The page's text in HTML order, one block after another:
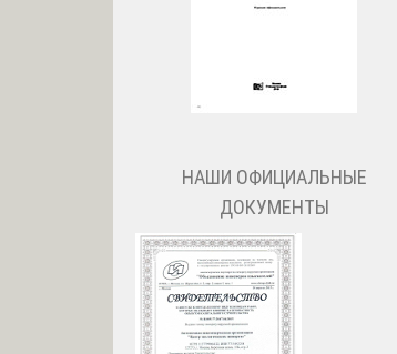
НАШИ ОФИЦИАЛЬНЫЕ
ДОКУМЕНТЫ